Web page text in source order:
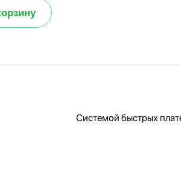
Системой быстрых